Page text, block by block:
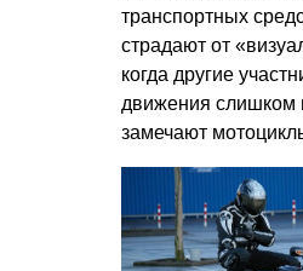
транспортных
страдают от
когда другие
движения слишком
замечают